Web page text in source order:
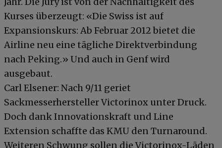
Kurses überzeugt: «Die Swiss ist auf
Expansionskurs: Ab Februar 2012 bietet die
Airline neu eine tägliche Direktverbindung
nach Peking.» Und auch in Genf wird
ausgebaut.
Carl Elsener: Nach 9/11 geriet
Sackmesserhersteller Victorinox unter Druck.
Doch dank Innovationskraft und Line
Extension schaffte das KMU den Turnaround.
Weiteren Schwung sollen die Victorinox-Läden